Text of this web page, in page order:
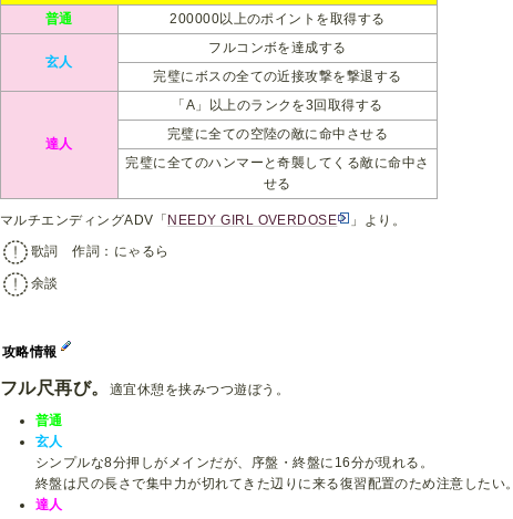
普通
200000以上のポイントを取得する
玄人
フルコンボを達成する
完璧にボスの全ての近接攻撃を撃退する
達人
「A」以上のランクを3回取得する
完璧に全ての空陸の敵に命中させる
完璧に全てのハンマーと奇襲してくる敵に命中さ
せる
マルチエンディングADV「 NEEDY GIRL OVERDOSE
」より。
歌詞 作詞：にゃるら
余談
攻略情報
フル尺再び。 適宜休憩を挟みつつ遊ぼう。
普通
玄人
シンプルな8分押しがメインだが、序盤・終盤に16分が現れる。
終盤は尺の長さで集中力が切れてきた辺りに来る復習配置のため注意したい。
達人